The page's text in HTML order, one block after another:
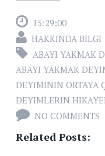
15:29:00
HAKKINDA BILGI
ABAYI YAKMAK
ABAYI YAKMAK
DEYIMININ ORTAYA
DEYIMLERIN
NO COMMENTS
Related Posts: